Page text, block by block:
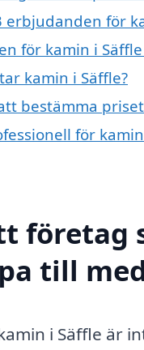
erbjudanden för
för kamin i
kamin i Säffle?
bestämma
för
företag
till
i Säffle är